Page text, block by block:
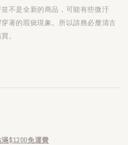
不是全新的商品，可能有些微汙
著的瑕疵現象。所以請務必釐清古
。
$1200免運費